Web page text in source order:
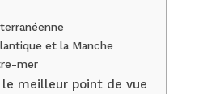
et la Manche
mer
meilleur point de vue